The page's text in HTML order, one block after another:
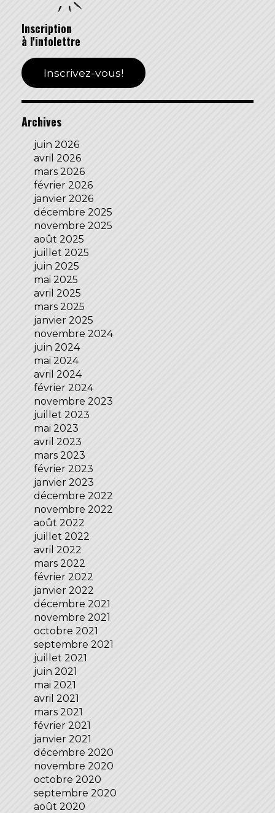
Inscription
à l'infolettre
Inscrivez-vous!
Archives
juin 2026
avril 2026
mars 2026
février 2026
janvier 2026
décembre 2025
novembre 2025
août 2025
juillet 2025
juin 2025
mai 2025
avril 2025
mars 2025
janvier 2025
novembre 2024
juin 2024
mai 2024
avril 2024
février 2024
novembre 2023
juillet 2023
mai 2023
avril 2023
mars 2023
février 2023
janvier 2023
décembre 2022
novembre 2022
août 2022
juillet 2022
avril 2022
mars 2022
février 2022
janvier 2022
décembre 2021
novembre 2021
octobre 2021
septembre 2021
juillet 2021
juin 2021
mai 2021
avril 2021
mars 2021
février 2021
janvier 2021
décembre 2020
novembre 2020
octobre 2020
septembre 2020
août 2020